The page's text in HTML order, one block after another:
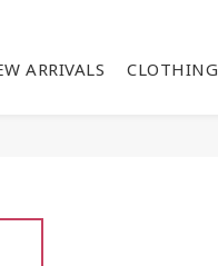
ARRIVALS CLOTHING